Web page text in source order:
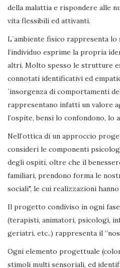
della malattia e rispondere alle
vita flessibili ed attivanti.
L´ambiente fisico rappresenta lo
l’individuo esprime la propria
altri. Molto spesso le strutture
connotati identificativi ed
´insorgenza di comportamenti
rappresentano infatti un valore
l’ospite, bensì lo confondono, lo
Nell’ottica di un approccio
consideri le componenti
degli ospiti, oltre che il
familiari, prendono forma le
sociali", le cui realizzazioni
Il progetto condiviso in ogni
(terapisti, animatori, psicologi,
geriatri, etc..) rappresenta il
Ogni elemento progettuale
stimoli multi sensoriali, ed